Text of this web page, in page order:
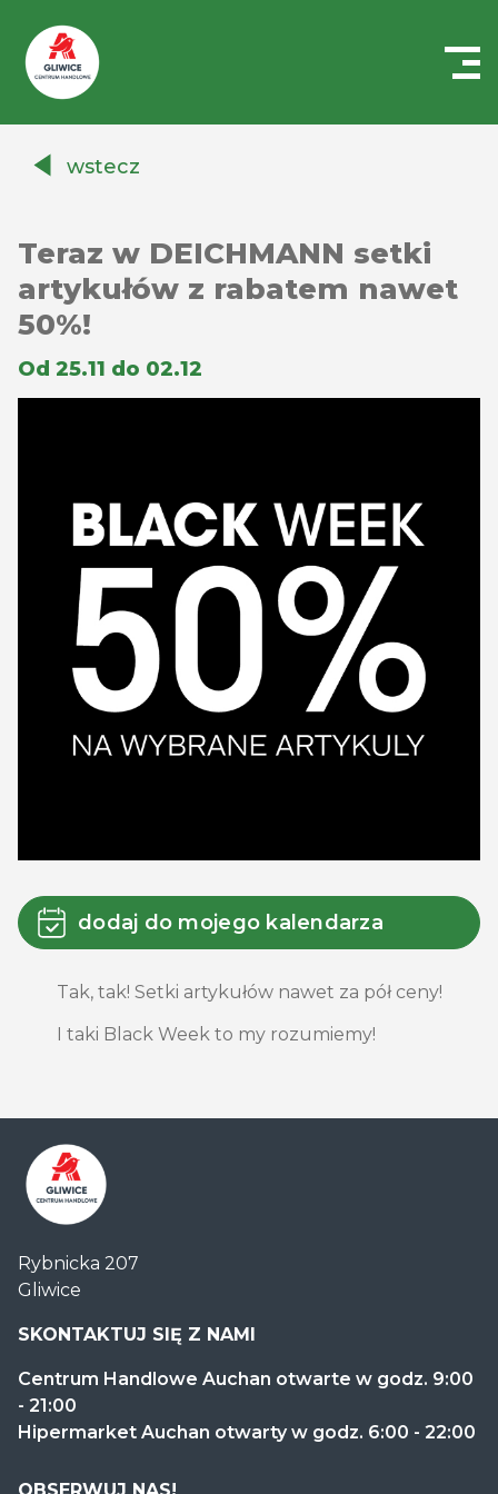
Auchanwstecz
Teraz w DEICHMANN setki
artykułów z rabatem nawet
50%!
Od 25.11 do 02.12
dodaj do mojego kalendarza
Tak, tak! Setki artykułów nawet za pół ceny!
I taki Black Week to my rozumiemy!
Handlowe
Auchan
Gliwice
Rybnicka 207
Gliwice
SKONTAKTUJ SIĘ Z NAMI
Centrum Handlowe Auchan otwarte w godz. 9:00
- 21:00
Hipermarket Auchan otwarty w godz. 6:00 - 22:00